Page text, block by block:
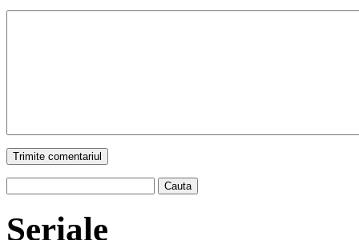
Trimite comentariul
Cauta
Seriale